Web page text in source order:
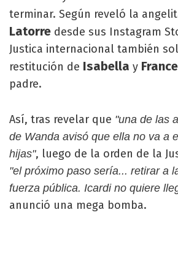
terminar. Según reveló la
Latorre desde sus Instagram
Justica internacional también
restitución de Isabella y
padre.
Así, tras revelar que "una de las
de Wanda avisó que ella no va a
hijas", luego de la orden de la
"el próximo paso sería... retirar a
fuerza pública. Icardi no quiere
anunció una mega bomba.